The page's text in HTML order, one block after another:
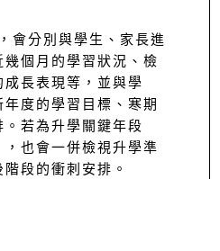
會分別與學生、家長進
個月的學習狀況、檢
長表現等，並與學
度的學習目標、寒期
若為升學關鍵年段
，也會一併檢視升學準
段的衝刺安排。